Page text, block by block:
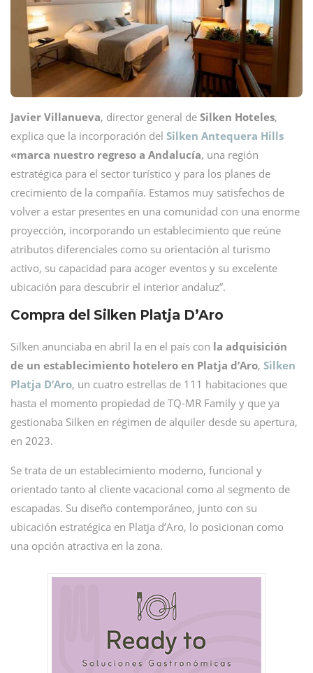
Javier Villanueva, director general de Silken Hoteles,
explica que la incorporación del Silken Antequera Hills
«marca nuestro regreso a Andalucía, una región
estratégica para el sector turístico y para los planes de
crecimiento de la compañía. Estamos muy satisfechos de
volver a estar presentes en una comunidad con una enorme
proyección, incorporando un establecimiento que reúne
atributos diferenciales como su orientación al turismo
activo, su capacidad para acoger eventos y su excelente
ubicación para descubrir el interior andaluz”.
Compra del Silken Platja D’Aro
Silken anunciaba en abril la en el país con la adquisición
de un establecimiento hotelero en Platja d’Aro, Silken
Platja D’Aro, un cuatro estrellas de 111 habitaciones que
hasta el momento propiedad de TQ-MR Family y que ya
gestionaba Silken en régimen de alquiler desde su apertura,
en 2023.
Se trata de un establecimiento moderno, funcional y
orientado tanto al cliente vacacional como al segmento de
escapadas. Su diseño contemporáneo, junto con su
ubicación estratégica en Platja d’Aro, lo posicionan como
una opción atractiva en la zona.